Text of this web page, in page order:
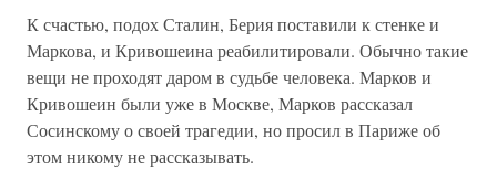
К счастью, подох Сталин, Берия поставили к стенке и
Маркова, и Кривошеина реабилитировали. Обычно такие
вещи не проходят даром в судьбе человека. Марков и
Кривошеин были уже в Москве, Марков рассказал
Сосинскому о своей трагедии, но просил в Париже об
этом никому не рассказывать.